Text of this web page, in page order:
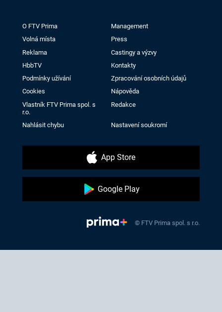
O FTV Prima
Management
Volná místa
Press
Reklama
Castingy a výzvy
HbbTV
Kontakty
Podmínky užívání
Zpracování osobních údajů
Cookies
Nápověda
Vlastník FTV Prima spol. s
r.o.
Redakce
Nahlásit chybu Nastavení soukromí
App Store
Google Play
© FTV Prima spol. s r.o.